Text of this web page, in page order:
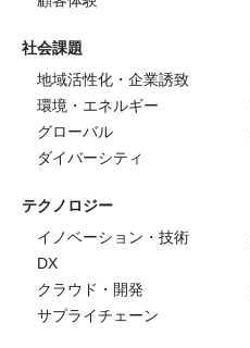
社会課題
地域活性化・企業誘致
環境・エネルギー
グローバル
ダイバーシティ
テクノロジー
イノベーション・技術
DX
クラウド・開発
サプライチェーン